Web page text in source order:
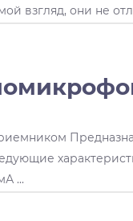
взгляд, они не
...